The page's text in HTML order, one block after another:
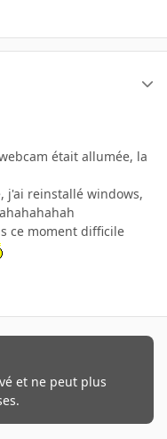
était allumée, la
j'ai reinstallé windows,
ce moment difficile
et ne peut plus